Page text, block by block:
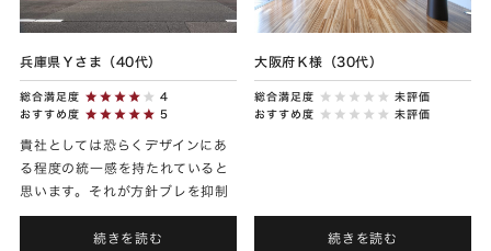
兵庫県Ｙさま（40代）
総合満足度
4
おすすめ度
5
貴社としては恐らくデザインにあ
る程度の統一感を持たれていると
思います。それが方針ブレを抑制
し、貴社としての特徴になってい
るのが、私には安心感をもたらし
続きを読む
大阪府Ｋ様（30代）
総合満足度
未評価
おすすめ度
未評価
続きを読む